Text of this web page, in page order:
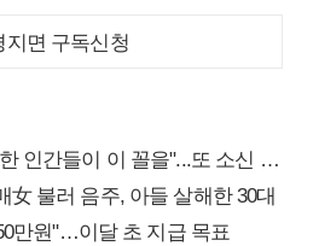
지면 구독신청
간들이 이 꼴을"...또 소신 발언
女 불러 음주, 아들 살해한 30대
만원"…이달 초 지급 목표